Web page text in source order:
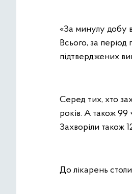
«За минулу добу
Всього, за
підтверджених
Серед тих, хто
років. А також 99
Захворіли також
До лікарень